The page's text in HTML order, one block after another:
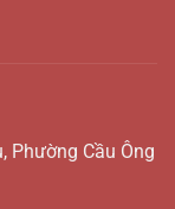
Phường Cầu Ông